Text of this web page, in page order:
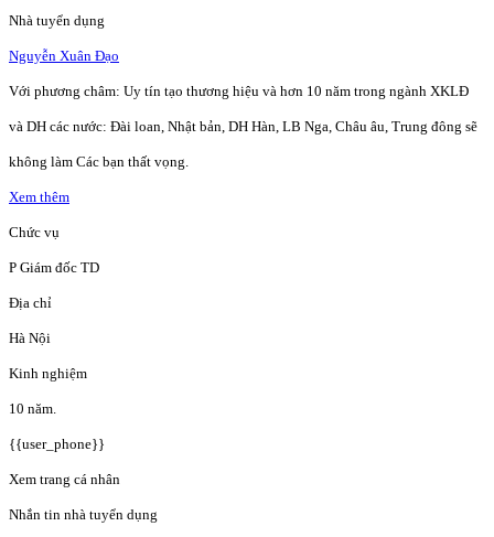
Nhà tuyển dụng
Nguyễn Xuân Đạo
Với phương châm: Uy tín tạo thương hiệu và hơn 10 năm trong ngành XKLĐ
và DH các nước: Đài loan, Nhật bản, DH Hàn, LB Nga, Châu âu, Trung đông sẽ
không làm Các bạn thất vọng.
Xem thêm
Chức vụ
P Giám đốc TD
Địa chỉ
Hà Nội
Kinh nghiệm
10 năm.
{{user_phone}}
Xem trang cá nhân
Nhắn tin nhà tuyển dụng